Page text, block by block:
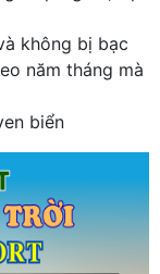
không bị bạc
năm tháng mà
biển